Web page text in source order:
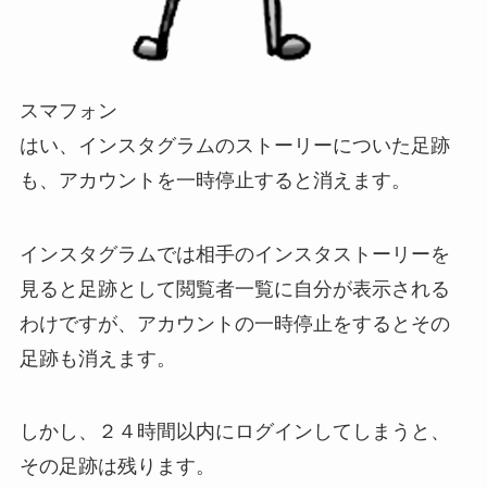
スマフォン
はい、インスタグラムのストーリーについた足跡
も、アカウントを一時停止すると消えます。
インスタグラムでは相手のインスタストーリーを
見ると足跡として閲覧者一覧に自分が表示される
わけですが、アカウントの一時停止をするとその
足跡も消えます。
しかし、２４時間以内にログインしてしまうと、
その足跡は残ります。